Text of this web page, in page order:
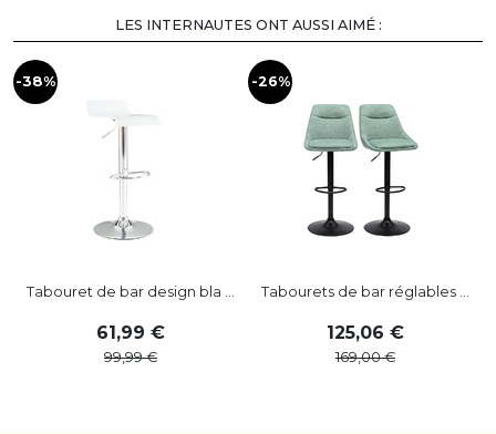
LES INTERNAUTES ONT AUSSI AIMÉ :
-38%
Tabouret de bar design bla ...
61,99
99,99
-26%
Tabourets de bar réglables ...
125,06
169,00